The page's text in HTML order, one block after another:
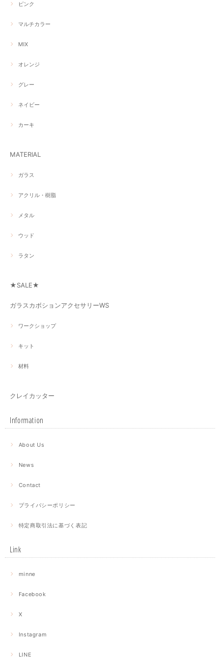
ピンク
マルチカラー
MIX
オレンジ
グレー
ネイビー
カーキ
MATERIAL
ガラス
アクリル・樹脂
メタル
ウッド
ラタン
★SALE★
ガラスカボションアクセサリーWS
ワークショップ
キット
材料
クレイカッター
Information
About Us
News
Contact
プライバシーポリシー
特定商取引法に基づく表記
Link
minne
Facebook
X
Instagram
LINE